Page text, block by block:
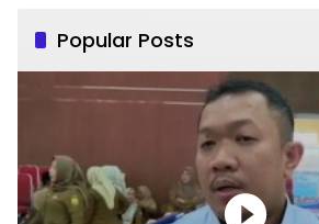
Popular Posts